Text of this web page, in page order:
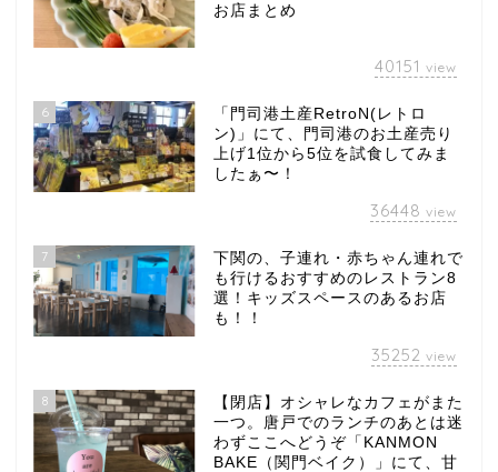
お店まとめ
40151 view
6
「門司港土産RetroN(レトロ
ン)」にて、門司港のお土産売り
上げ1位から5位を試食してみま
したぁ〜！
36448 view
7
下関の、子連れ・赤ちゃん連れで
も行けるおすすめのレストラン8
選！キッズスペースのあるお店
も！！
35252 view
8
【閉店】オシャレなカフェがまた
一つ。唐戸でのランチのあとは迷
わずここへどうぞ「KANMON
BAKE（関門ベイク）」にて、甘